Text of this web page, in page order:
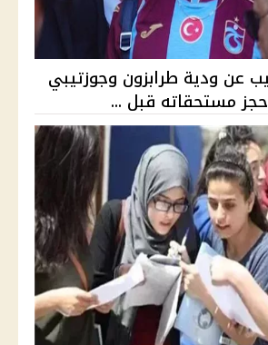
عن ودية طرابزون وجوزتيبي
مستحقاته قبل ...